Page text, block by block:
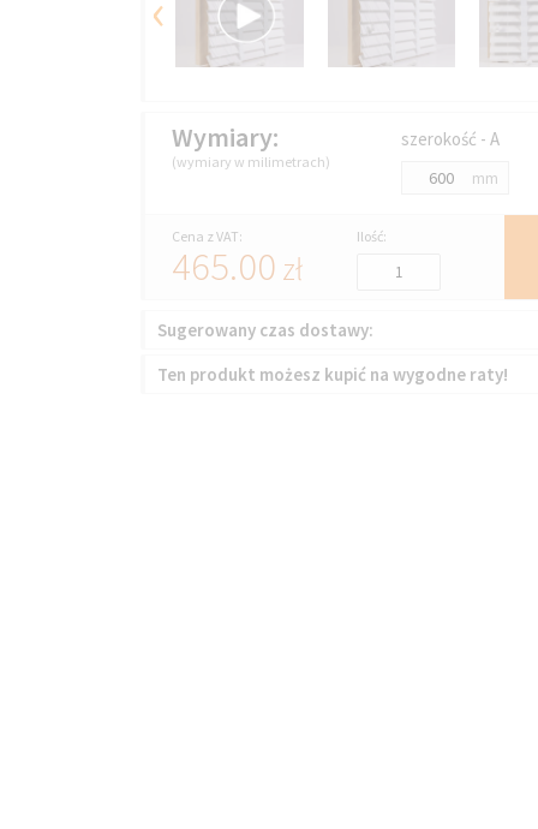
Wymiary:
(wymiary w milimetrach)
szerokość - A
mm
Cena z VAT:
465.00 zł
Ilość:
Sugerowany czas dostawy:
Ten produkt możesz kupić na wygodne raty!